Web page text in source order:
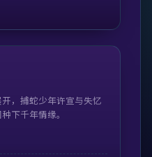
52:03
，捕蛇少年许宣与失忆
下千年情缘。